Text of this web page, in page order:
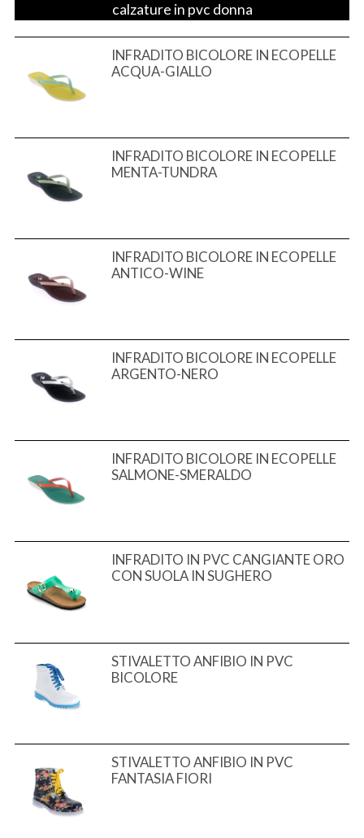
calzature in pvc donna
INFRADITO BICOLORE IN ECOPELLE
ACQUA-GIALLO
INFRADITO BICOLORE IN ECOPELLE
MENTA-TUNDRA
INFRADITO BICOLORE IN ECOPELLE
ANTICO-WINE
INFRADITO BICOLORE IN ECOPELLE
ARGENTO-NERO
INFRADITO BICOLORE IN ECOPELLE
SALMONE-SMERALDO
INFRADITO IN PVC CANGIANTE ORO
CON SUOLA IN SUGHERO
STIVALETTO ANFIBIO IN PVC
BICOLORE
STIVALETTO ANFIBIO IN PVC
FANTASIA FIORI